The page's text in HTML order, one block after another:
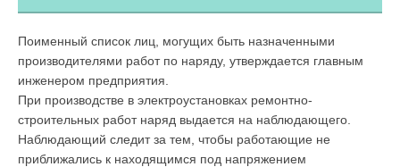
Поименный список лиц, могущих быть назначенными
производителями работ по наряду, утверждается главным
инженером предприятия.
При производстве в электроустановках ремонтно-
строительных работ наряд выдается на наблюдающего.
Наблюдающий следит за тем, чтобы работающие не
приближались к находящимся под напряжением